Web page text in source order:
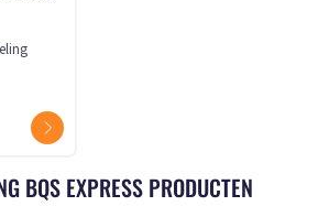
BQS EXPRESS PRODUCTEN